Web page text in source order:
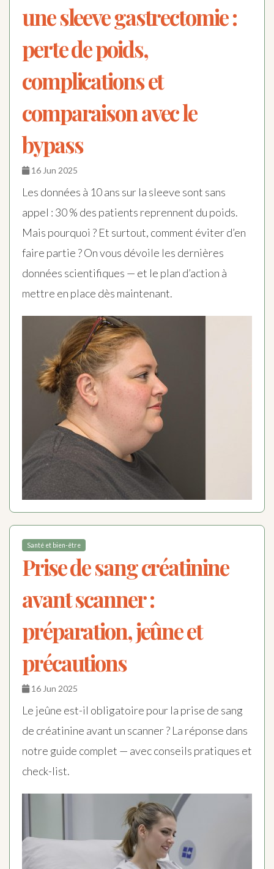
une sleeve gastrectomie :
perte de poids,
complications et
comparaison avec le
bypass
16 Jun 2025
Les données à 10 ans sur la sleeve sont sans
appel : 30 % des patients reprennent du poids.
Mais pourquoi ? Et surtout, comment éviter d’en
faire partie ? On vous dévoile les dernières
données scientifiques — et le plan d’action à
mettre en place dès maintenant.
Santé et bien-être
Prise de sang créatinine
avant scanner :
préparation, jeûne et
précautions
16 Jun 2025
Le jeûne est-il obligatoire pour la prise de sang
de créatinine avant un scanner ? La réponse dans
notre guide complet — avec conseils pratiques et
check-list.